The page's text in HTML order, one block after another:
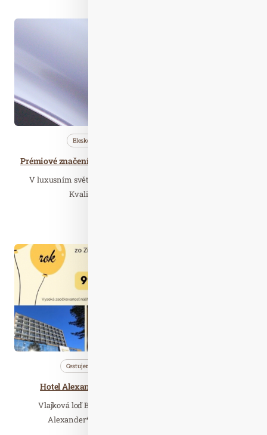
Bleskovky
V luxusním světě saun, vířivek a bazénů rozhodují detaily.
Kvalitní značení přitom není jen o…
Cestujeme
Hotel Alexander**** oslavuje svoje 7. narodeniny
Vlajková loď BARDEJOVSKÝCH KÚPEĽOV, a.s. - Hotel
Alexander**** oslavuje svoje 7. narodeniny. Pri…